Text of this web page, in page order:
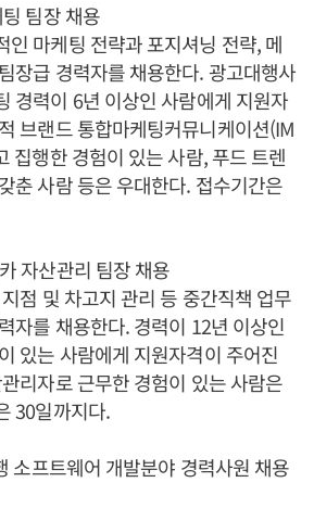
팀장 채용
인 마케팅 전략과 포지셔닝 전략, 메
장급 경력자를 채용한다. 광고대행사
경력이 6년 이상인 사람에게 지원자
브랜드 통합마케팅커뮤니케이션(IM
집행한 경험이 있는 사람, 푸드 트렌
춘 사람 등은 우대한다. 접수기간은
자산관리 팀장 채용
점 및 차고지 관리 등 중간직책 업무
자를 채용한다. 경력이 12년 이상인
있는 사람에게 지원자격이 주어진
리자로 근무한 경험이 있는 사람은
30일까지다.
프트웨어 개발분야 경력사원 채용